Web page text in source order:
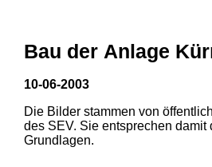
3
Bau der Anlage
10-06-2003
Die Bilder stammen von
des SEV. Sie entsprechen damit
Grundlagen.